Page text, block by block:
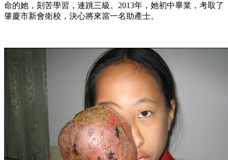
命的她，刻苦學習，連跳三級。 2013年，她初中畢業，考取了
肇慶市新會衛校，決心將來當一名助產士。